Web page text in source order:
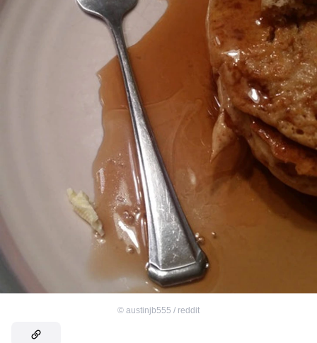
© austinjb555 / reddit